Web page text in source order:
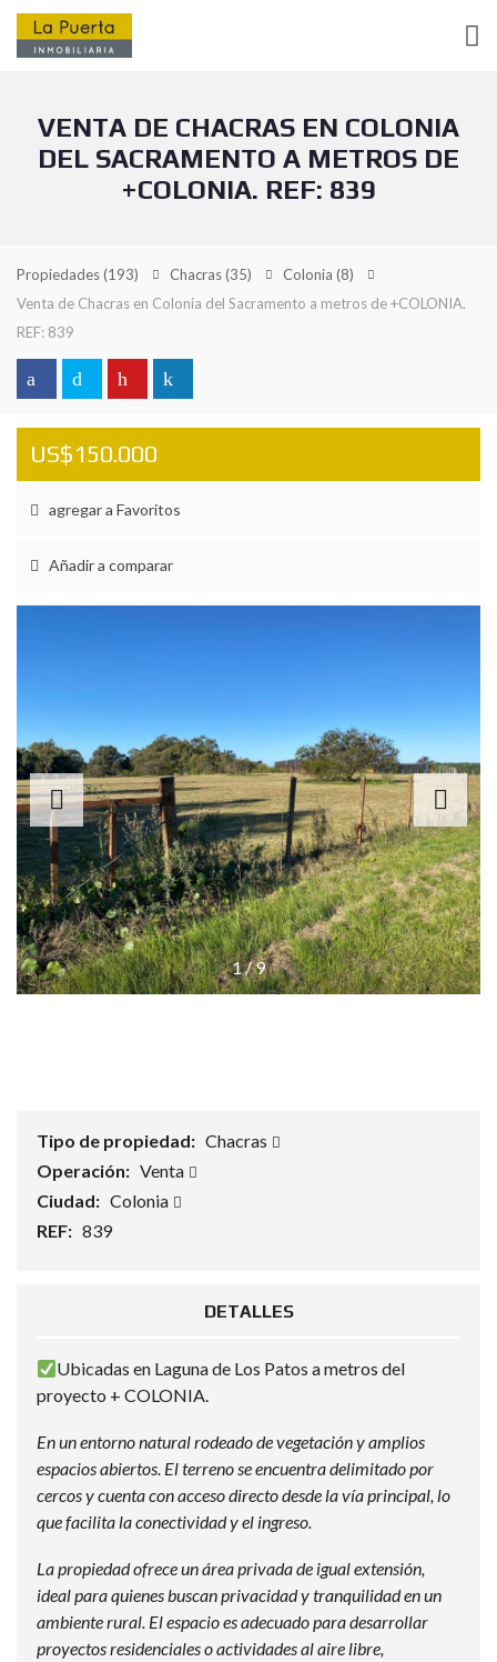
VENTA DE CHACRAS EN COLONIA
DEL SACRAMENTO A METROS DE
+COLONIA. REF: 839
Propiedades(193) Chacras(35) Colonia (8)
Venta de Chacras en Colonia del Sacramento a metros de +COLONIA.
REF: 839
US$150.000
agregar a Favoritos
Añadir a comparar
1/9
Tipo de propiedad: Chacras
Operación: Venta
Ciudad: Colonia
REF: 839
DETALLES
Ubicadas en Laguna de Los Patos a metros del
proyecto + COLONIA.
En un entorno natural rodeado de vegetación y amplios
espacios abiertos. El terreno se encuentra delimitado por
cercos y cuenta con acceso directo desde la vía principal, lo
que facilita la conectividad y el ingreso.
La propiedad ofrece un área privada de igual extensión,
ideal para quienes buscan privacidad y tranquilidad en un
ambiente rural. El espacio es adecuado para desarrollar
proyectos residenciales o actividades al aire libre,